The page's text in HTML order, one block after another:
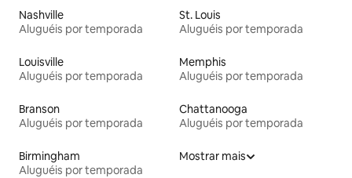
Nashville
Aluguéis por temporada
St. Louis
Aluguéis por temporada
Louisville
Aluguéis por temporada
Memphis
Aluguéis por temporada
Branson
Aluguéis por temporada
Chattanooga
Aluguéis por temporada
Birmingham
Aluguéis por temporada
Mostrar mais